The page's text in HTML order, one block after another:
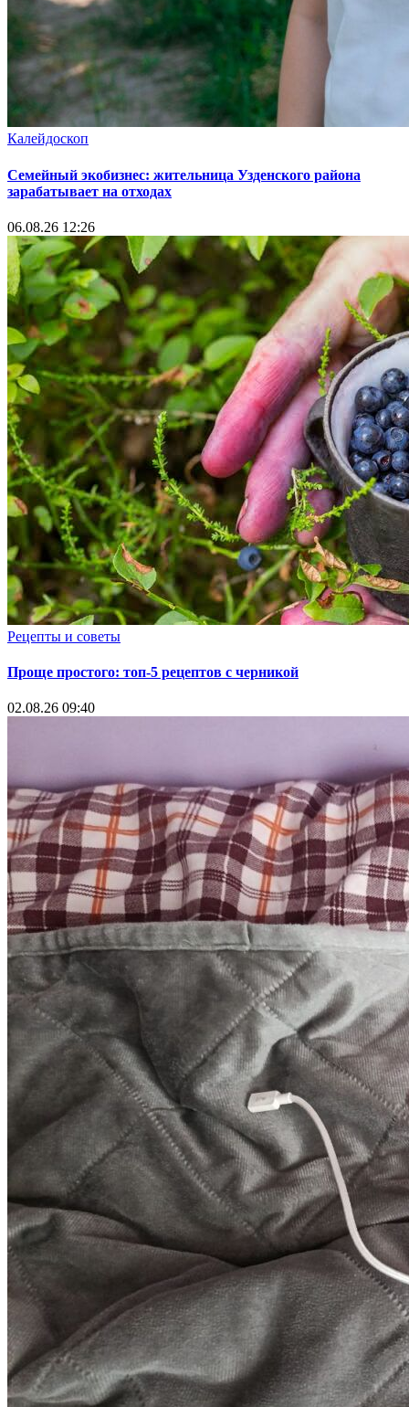
Калейдоскоп
Семейный экобизнес: жительница Узденского района
зарабатывает на отходах
06.08.26 12:26
Рецепты и советы
Проще простого: топ-5 рецептов с черникой
02.08.26 09:40